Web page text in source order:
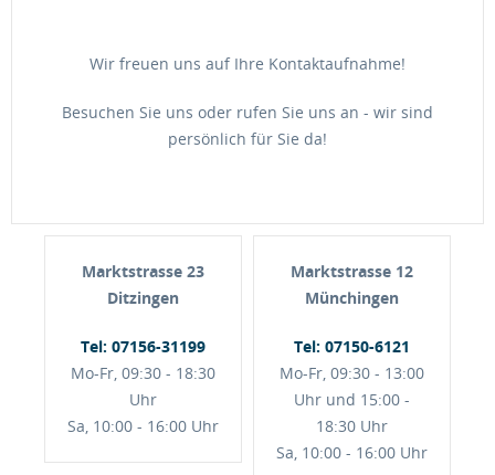
Wir freuen uns auf Ihre Kontaktaufnahme!
Besuchen Sie uns oder rufen Sie uns an - wir sind
persönlich für Sie da!
Marktstrasse 23
Ditzingen
Tel: 07156-31199
Mo-Fr, 09:30 - 18:30
Uhr
Sa, 10:00 - 16:00 Uhr
Marktstrasse 12
Münchingen
Tel: 07150-6121
Mo-Fr, 09:30 - 13:00
Uhr und 15:00 -
18:30 Uhr
Sa, 10:00 - 16:00 Uhr